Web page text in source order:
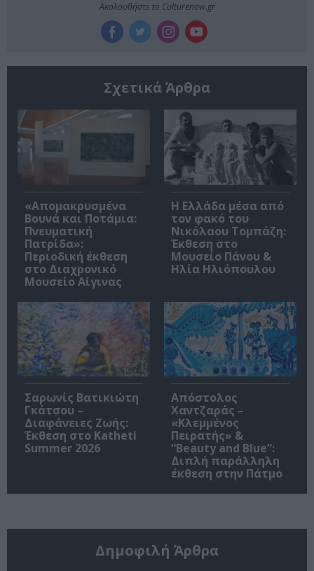
Ακολουθήστε το Culturenow.gr
Σχετικά Άρθρα
«Απομακρυσμένα
Βουνά και Ποτάμια:
Πνευματική
Πατρίδα»:
Περιοδική έκθεση
στο Διαχρονικό
Μουσείο Αίγινας
Η Ελλάδα μέσα από
τον φακό του
Νικόλαου Τομπάζη:
Έκθεση στο
Μουσείο Πάνου &
Ηλία Ηλιόπουλου
Σαρωνίς Βατικιώτη
Γκάτσου –
Διαφάνειες Ζωής:
Έκθεση στο Katheti
Summer 2026
Απόστολος
Χαντζαράς –
«Κλεμμένος
Πειρατής» &
“Beauty and Blue”:
Διπλή παράλληλη
έκθεση στην Πάτμο
Δημοφιλή Άρθρα